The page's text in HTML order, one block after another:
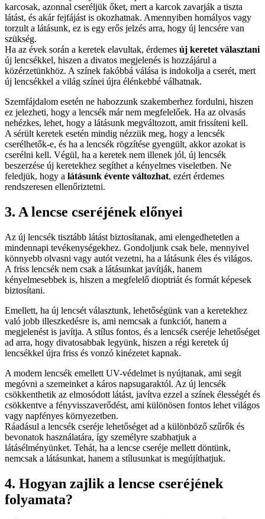
karcosak, azonnal cseréljük őket, mert a karcok zavarják a tiszta
látást, és akár fejfájást is okozhatnak. Amennyiben homályos vagy
torzult a látásunk, ez is egy erős jelzés arra, hogy új lencsére van
szükség.
Ha az évek során a keretek elavultak, érdemes új keretet választani
új lencsékkel, hiszen a divatos megjelenés is hozzájárul a
közérzetünkhöz. A színek fakóbbá válása is indokolja a cserét, mert
új lencsékkel a világ színei újra élénkebbé válhatnak.
Szemfájdalom esetén ne habozzunk szakemberhez fordulni, hiszen
ez jelezheti, hogy a lencsék már nem megfelelőek. Ha az olvasás
nehézkes, lehet, hogy a látásunk megváltozott, amit frissíteni kell.
A sérült keretek esetén mindig nézzük meg, hogy a lencsék
cserélhetők-e, és ha a lencsék rögzítése gyengült, akkor azokat is
cserélni kell. Végül, ha a keretek nem illenek jól, új lencsék
beszerzése új keretekhez segíthet a kényelmes viseletben. Ne
feledjük, hogy a látásunk évente változhat, ezért érdemes
rendszeresen ellenőriztetni.
3. A lencse cseréjének előnyei
Az új lencsék tisztább látást biztosítanak, ami elengedhetetlen a
mindennapi tevékenységekhez. Gondoljunk csak bele, mennyivel
könnyebb olvasni vagy autót vezetni, ha a látásunk éles és világos.
A friss lencsék nem csak a látásunkat javítják, hanem
kényelmesebbek is, hiszen a megfelelő dioptriát és formát képesek
biztosítani.
Emellett, ha új lencsét választunk, lehetőségünk van a keretekhez
való jobb illeszkedésre is, ami nemcsak a funkciót, hanem a
megjelenést is javítja. A stílus fontos, és a lencsék cseréje lehetőséget
ad arra, hogy divatosabbak legyünk, hiszen a régi keretek új
lencsékkel újra friss és vonzó kinézetet kapnak.
A modern lencsék emellett UV-védelmet is nyújtanak, ami segít
megóvni a szemeinket a káros napsugaraktól. Az új lencsék
csökkenthetik az elmosódott látást, javítva ezzel a színek élességét és
csökkentve a fényvisszaverődést, ami különösen fontos lehet világos
vagy napfényes környezetben.
Ráadásul a lencsék cseréje lehetőséget ad a különböző szűrők és
bevonatok használatára, így személyre szabhatjuk a
látásélményünket. Tehát, ha a lencse cseréje mellett döntünk,
nemcsak a látásunkat, hanem a stílusunkat is megújíthatjuk.
4. Hogyan zajlik a lencse cseréjének
folyamata?